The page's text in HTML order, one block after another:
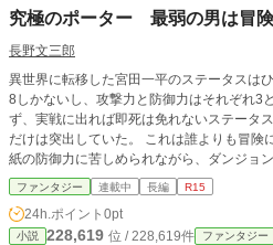
究極のポーター 最弱の男は冒
長野文三郎
異世界に転移した宮田一平のステータスは
8しかないし、攻撃力と防御力はそれぞれ3
ず、実戦に出れば即死は免れないステータ
だけは突出していた。 これは誰よりも冒険
紙の防御力に苦しめられながら、ダンジョ
ト小説大賞で最終選考まで残った作品です
いますが、修正作業をしながらの投稿です。
ファンタジー 連載中 長編 R15
24h.ポイント 0pt
小説 228,619 位 / 228,619件 ファンタジー